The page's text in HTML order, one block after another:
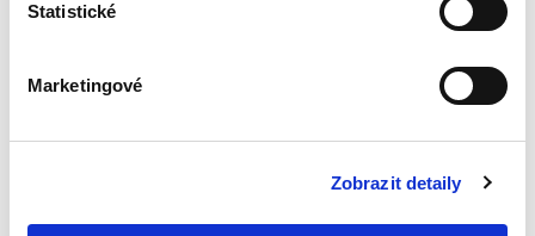
Statistické
Marketingové
Zobrazit detaily
Monografie se jako první odborná publikace
dabingu a práva a zkoumání otázek ležících na